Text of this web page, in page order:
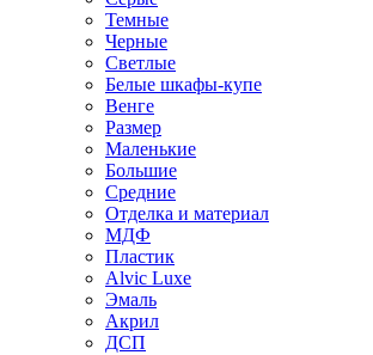
Темные
Черные
Светлые
Белые шкафы-купе
Венге
Размер
Маленькие
Большие
Средние
Отделка и материал
МДФ
Пластик
Alvic Luxe
Эмаль
Акрил
ДСП